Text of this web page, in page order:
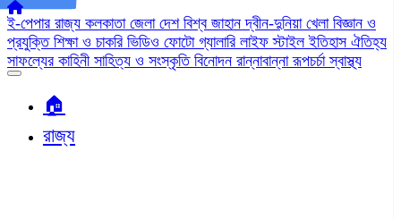
ই-পেপার রাজ্য কলকাতা জেলা দেশ বিশ্ব জাহানদ্বীন-দুনিয়া খেলা বিজ্ঞান ও
প্রযুক্তি শিক্ষা ও চাকরি ভিডিও ফোটো গ্যালারি লাইফ স্টাইলইতিহাস ঐতিহ্য
সাফল্যের কাহিনী সাহিত্য ও সংস্কৃতি বিনোদন রান্নাবান্নারূপচর্চাস্বাস্থ্য
🏠︎
রাজ্য